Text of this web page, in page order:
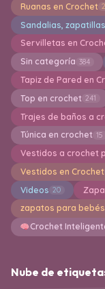
Ruanas en Crochet 2
Sandalias,
Servilletas en
Sin categoría 384
Tapiz de Pared en
Top en crochet 241
Trajes de baños a
Túnica en crochet 15
Vestidos a crochet
Vestidos en Crochet
Videos 20
zapatos para
Crochet
Nube de